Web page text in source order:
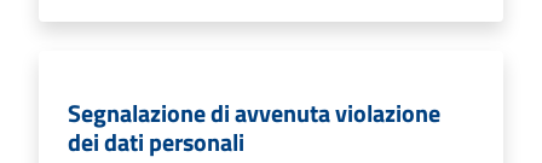
Segnalazione di avvenuta violazione
dei dati personali